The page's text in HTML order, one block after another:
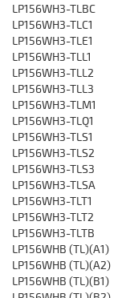
LP156WH3-TLBC
LP156WH3-TLC1
LP156WH3-TLE1
LP156WH3-TLL1
LP156WH3-TLL2
LP156WH3-TLL3
LP156WH3-TLM1
LP156WH3-TLQ1
LP156WH3-TLS1
LP156WH3-TLS2
LP156WH3-TLS3
LP156WH3-TLSA
LP156WH3-TLT1
LP156WH3-TLT2
LP156WH3-TLTB
LP156WHB (TL)(A1)
LP156WHB (TL)(A2)
LP156WHB (TL)(B1)